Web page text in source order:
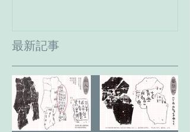
最新記事